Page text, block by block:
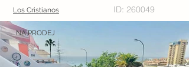
Los Cristianos ID: 260049
NA PRODEJ